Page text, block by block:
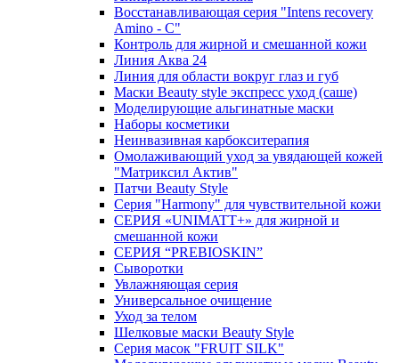
Восстанавливающая серия "Intens recovery
Amino - C"
Контроль для жирной и смешанной кожи
Линия Аква 24
Линия для области вокруг глаз и губ
Маски Beauty style экспресс уход (саше)
Моделирующие альгинатные маски
Наборы косметики
Неинвазивная карбокситерапия
Омолаживающий уход за увядающей кожей
"Матриксил Актив"
Патчи Beauty Style
Серия "Harmony" для чувствительной кожи
СЕРИЯ «UNIMATT+» для жирной и
смешанной кожи
СЕРИЯ “PREBIOSKIN”
Сыворотки
Увлажняющая серия
Универсальное очищение
Уход за телом
Шелковые маски Beauty Style
Серия масок "FRUIT SILK"